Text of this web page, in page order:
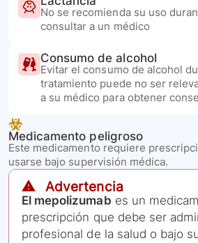
No se recomienda su uso
consultar a un médico
Consumo de alcohol
Evitar el consumo de alcohol
tratamiento puede no ser
a su médico para obtener
Medicamento peligroso
Este medicamento requiere
usarse bajo supervisión médica.
⚠️ Advertencia
El mepolizumab es un
prescripción que debe ser
profesional de la salud o bajo